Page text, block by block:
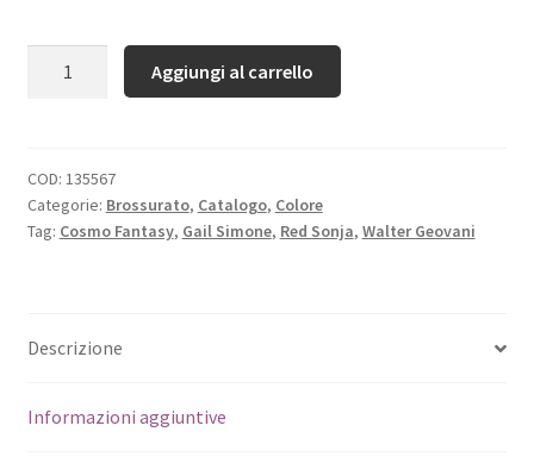
Aggiungi al carrello
COD: 135567
Categorie: Brossurato, Catalogo, Colore
Tag: Cosmo Fantasy, Gail Simone, Red Sonja, Walter Geovani
Descrizione
Informazioni aggiuntive